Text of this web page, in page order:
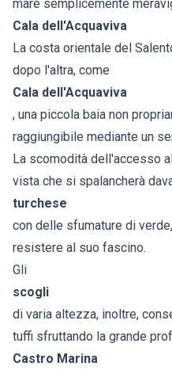
mare semplicemente
Cala dell'Acquaviva
La costa orientale del
dopo l'altra, come
Cala dell'Acquaviva
, una piccola baia non
raggiungibile mediante un
La scomodità dell'accesso
vista che si spalancherà
turchese
con delle sfumature di
resistere al suo fascino.
Gli
scogli
di varia altezza, inoltre,
tuffi sfruttando la grande
Castro Marina